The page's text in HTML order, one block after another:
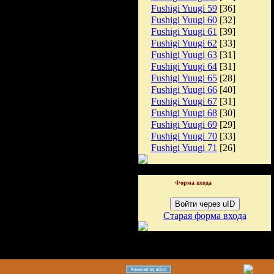
Fushigi Yuugi 59 [36]
Fushigi Yuugi 60 [32]
Fushigi Yuugi 61 [39]
Fushigi Yuugi 62 [33]
Fushigi Yuugi 63 [31]
Fushigi Yuugi 64 [31]
Fushigi Yuugi 65 [28]
Fushigi Yuugi 66 [40]
Fushigi Yuugi 67 [31]
Fushigi Yuugi 68 [30]
Fushigi Yuugi 69 [29]
Fushigi Yuugi 70 [33]
Fushigi Yuugi 71 [26]
Форма входа
Войти через uID
Старая форма входа